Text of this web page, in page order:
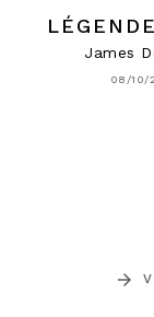
James
08/10/
arrow_forward